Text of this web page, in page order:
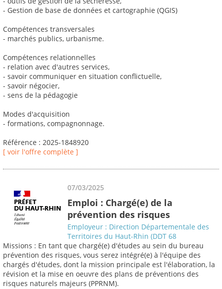
- Gestion de base de données et cartographie (QGIS)
Compétences transversales
- marchés publics, urbanisme.
Compétences relationnelles
- relation avec d'autres services,
- savoir communiquer en situation conflictuelle,
- savoir négocier,
- sens de la pédagogie
Modes d'acquisition
- formations, compagnonnage.
Référence : 2025-1848920
[ voir l'offre complète ]
07/03/2025
Emploi : Chargé(e) de la
prévention des risques
Employeur : Direction Départementale des
Territoires du Haut-Rhin (DDT 68
Missions : En tant que chargé(e) d'études au sein du bureau
prévention des risques, vous serez intégré(e) à l'équipe des
chargés d'études, dont la mission principale est l'élaboration, la
révision et la mise en oeuvre des plans de préventions des
risques naturels majeurs (PPRNM).